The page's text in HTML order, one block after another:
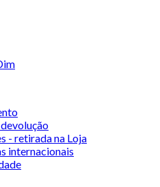
- retirada na Loja
internacionais